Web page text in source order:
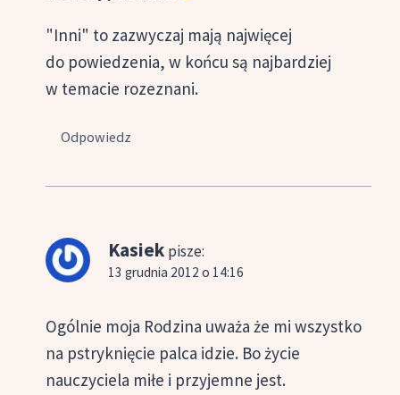
"Inni" to zazwyczaj mają najwięcej
do powiedzenia, w końcu są najbardziej
w temacie rozeznani.
Odpowiedz
Kasiek pisze:
13 grudnia 2012 o 14:16
Ogólnie moja Rodzina uważa że mi wszystko
na pstryknięcie palca idzie. Bo życie
nauczyciela miłe i przyjemne jest.